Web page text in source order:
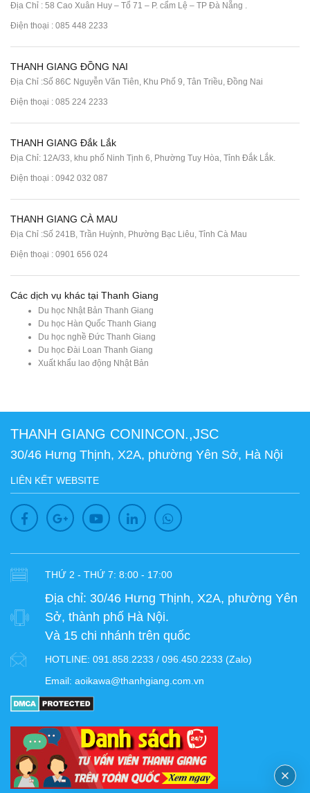
Địa Chỉ : 58 Cao Xuân Huy – Tổ 71 – P. cẩm Lệ – TP Đà Nẵng .
Điện thoại : 085 448 2233
THANH GIANG ĐỒNG NAI
Địa Chỉ :Số 86C Nguyễn Văn Tiên, Khu Phố 9, Tân Triều, Đồng Nai
Điện thoại : 085 224 2233
THANH GIANG Đắk Lắk
Địa Chỉ: 12A/33, khu phố Ninh Tịnh 6, Phường Tuy Hòa, Tỉnh Đắk Lắk.
Điện thoại : 0942 032 087
THANH GIANG CÀ MAU
Địa Chỉ :Số 241B, Trần Huỳnh, Phường Bạc Liêu, Tỉnh Cà Mau
Điện thoại : 0901 656 024
Các dịch vụ khác tại Thanh Giang
Du học Nhật Bản Thanh Giang
Du học Hàn Quốc Thanh Giang
Du học nghề Đức Thanh Giang
Du học Đài Loan Thanh Giang
Xuất khẩu lao động Nhật Bản
THANH GIANG CONINCON.,JSC
30/46 Hưng Thịnh, X2A, phường Yên Sở, Hà Nội
LIÊN KẾT WEBSITE
THỨ 2 - THỨ 7: 8:00 - 17:00
Địa chỉ: 30/46 Hưng Thịnh, X2A, phường Yên
Sở, thành phố Hà Nội.
Và 15 chi nhánh trên quốc
HOTLINE: 091.858.2233 / 096.450.2233 (Zalo)
Email: aoikawa@thanhgiang.com.vn